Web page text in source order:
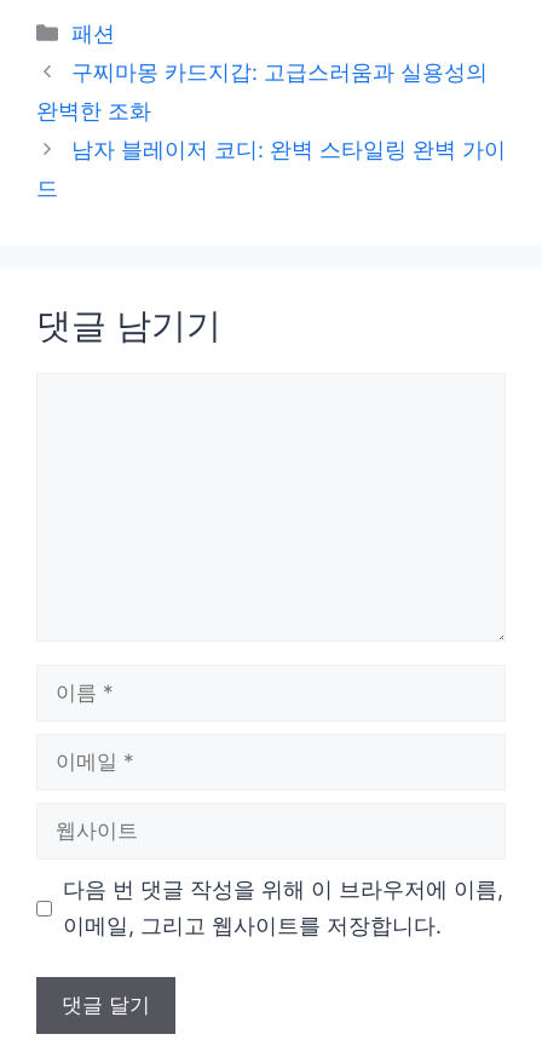
카
테
리
패션
구찌마몽 카드지갑: 고급스러움과 실용성의
완벽한 조화
남자 블레이저 코디: 완벽 스타일링 완벽 가이
드
댓글 남기기
다음 번 댓글 작성을 위해 이 브라우저에 이름,
이메일, 그리고 웹사이트를 저장합니다.